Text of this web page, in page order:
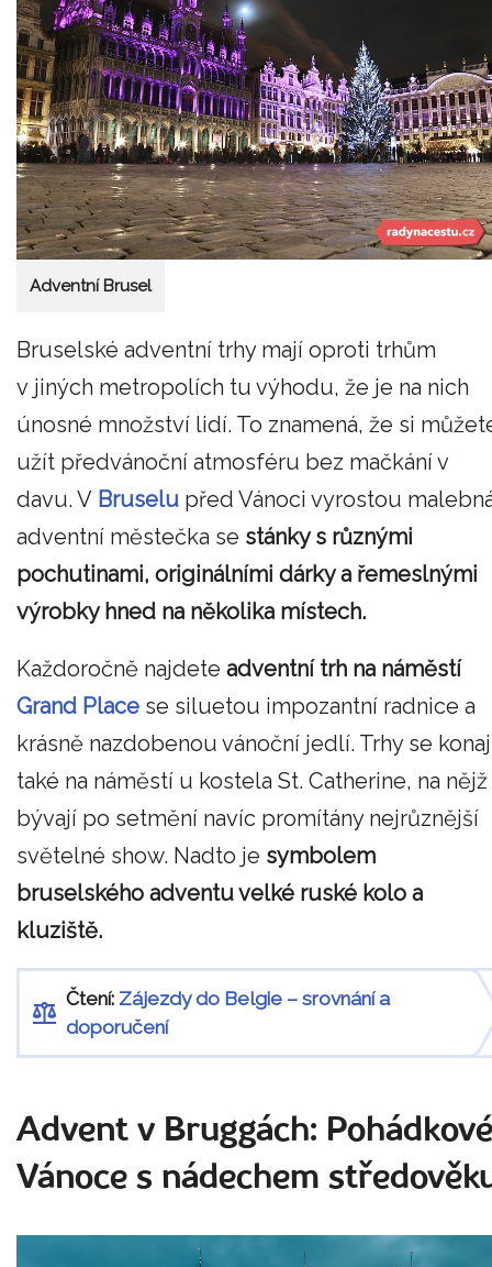
Adventní Brusel
Bruselské adventní trhy mají oproti trhům
v jiných metropolích tu výhodu, že je na nich
únosné množství lidí. To znamená, že si
užít předvánoční atmosféru bez mačkání v
davu. V Bruselu před Vánoci vyrostou
adventní městečka se stánky s různými
pochutinami, originálními dárky a řemeslnými
výrobky hned na několika místech.
Každoročně najdete adventní trh na náměstí
Grand Place se siluetou impozantní radnice a
krásně nazdobenou vánoční jedlí. Trhy se
také na náměstí u kostela St. Catherine, na nějž
bývají po setmění navíc promítány nejrůznější
světelné show. Nadto je symbolem
bruselského adventu velké ruské kolo a
kluziště.
Čtení: Zájezdy do Belgie – srovnání a
doporučení
Advent v Bruggách: Pohádkové
Vánoce s nádechem